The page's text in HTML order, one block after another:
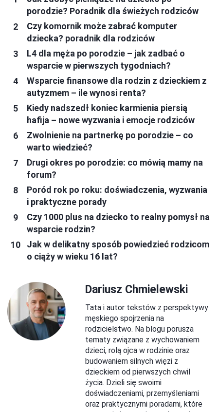
porodzie? Poradnik dla świeżych rodziców
Czy komornik może zabrać komputer
dziecka? poradnik dla rodziców
L4 dla męża po porodzie – jak zadbać o
wsparcie w pierwszych tygodniach?
Wsparcie finansowe dla rodzin z dzieckiem z
autyzmem – ile wynosi renta?
Kiedy nadszedł koniec karmienia piersią
hafija – nowe wyzwania i emocje rodziców
Zwolnienie na partnerkę po porodzie – co
warto wiedzieć?
Drugi okres po porodzie: co mówią mamy na
forum?
Poród rok po roku: doświadczenia, wyzwania
i praktyczne porady
Czy 1000 plus na dziecko to realny pomysł na
wsparcie rodzin?
Jak w delikatny sposób powiedzieć rodzicom
o ciąży w wieku 16 lat?
Dariusz Chmielewski
Tata i autor tekstów z perspektywy
męskiego spojrzenia na
rodzicielstwo. Na blogu porusza
tematy związane z wychowaniem
dzieci, rolą ojca w rodzinie oraz
budowaniem silnych więzi z
dzieckiem od pierwszych chwil
życia. Dzieli się swoimi
doświadczeniami, przemyśleniami
oraz praktycznymi poradami, które